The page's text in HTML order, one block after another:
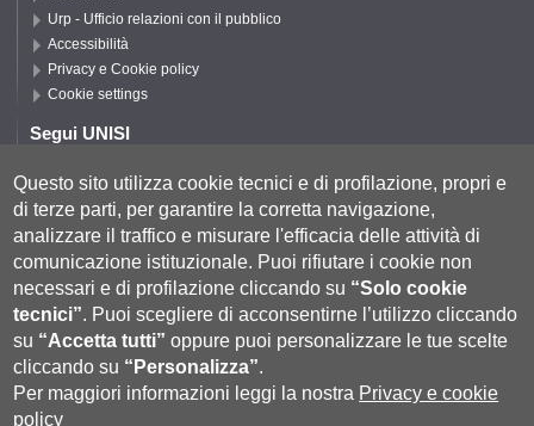
Urp - Ufficio relazioni con il pubblico
Accessibilità
Privacy e Cookie policy
Cookie settings
Segui UNISI
Segui DISPI
Questo sito utilizza cookie tecnici e di profilazione, propri e
di terze parti, per garantire la corretta navigazione,
analizzare il traffico e misurare l'efficacia delle attività di
comunicazione istituzionale. Puoi rifiutare i cookie non
necessari e di profilazione cliccando su “Solo cookie
tecnici”. Puoi scegliere di acconsentirne l’utilizzo cliccando
su “Accetta tutti” oppure puoi personalizzare le tue scelte
cliccando su “Personalizza”.
Per maggiori informazioni leggi la nostra Privacy e cookie
policy